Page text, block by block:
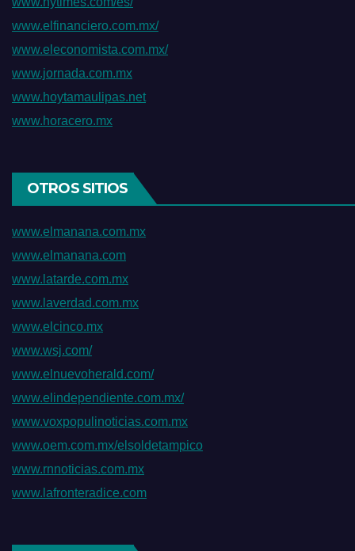
www.elfinanciero.com.mx/
www.eleconomista.com.mx/
www.jornada.com.mx
www.hoytamaulipas.net
www.horacero.mx
OTROS SITIOS
www.elmanana.com.mx
www.elmanana.com
www.latarde.com.mx
www.laverdad.com.mx
www.elcinco.mx
www.wsj.com/
www.elnuevoherald.com/
www.elindependiente.com.mx/
www.voxpopulinoticias.com.mx
www.oem.com.mx/elsoldetampico
www.rnnoticias.com.mx
www.lafronteradice.com